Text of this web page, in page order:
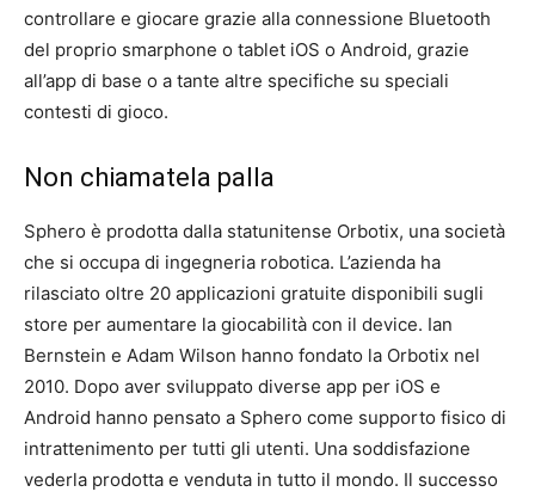
controllare e giocare grazie alla connessione Bluetooth
del proprio smarphone o tablet iOS o Android, grazie
all’app di base o a tante altre specifiche su speciali
contesti di gioco.
Non chiamatela palla
Sphero è prodotta dalla statunitense Orbotix, una società
che si occupa di ingegneria robotica. L’azienda ha
rilasciato oltre 20 applicazioni gratuite disponibili sugli
store per aumentare la giocabilità con il device. Ian
Bernstein e Adam Wilson hanno fondato la Orbotix nel
2010. Dopo aver sviluppato diverse app per iOS e
Android hanno pensato a Sphero come supporto fisico di
intrattenimento per tutti gli utenti. Una soddisfazione
vederla prodotta e venduta in tutto il mondo. Il successo